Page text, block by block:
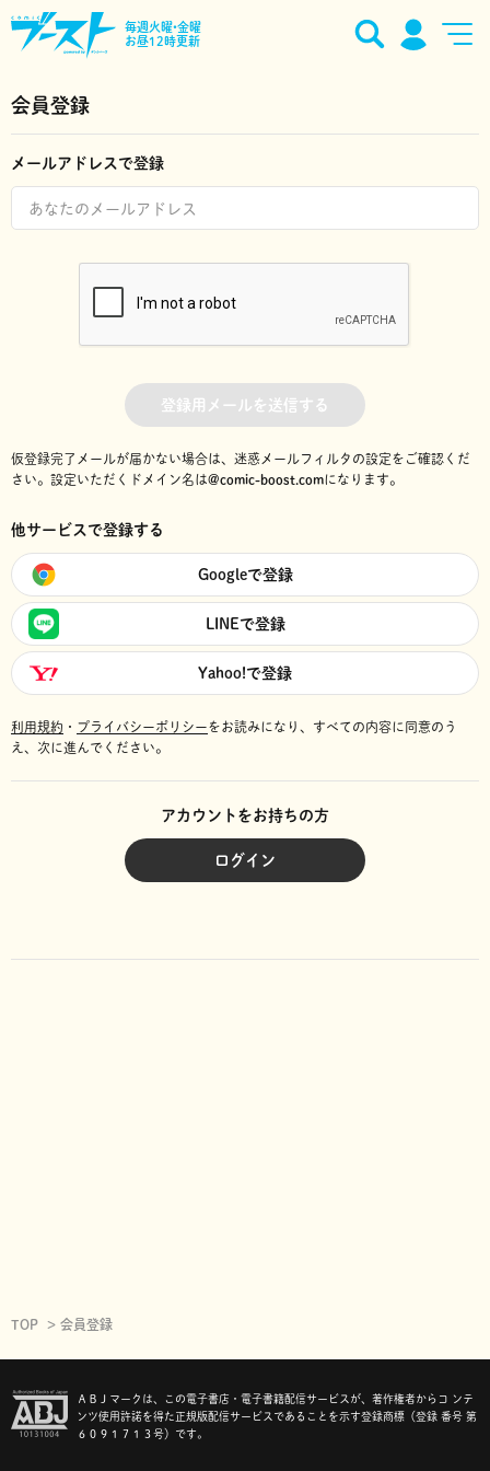
毎週火曜•金曜
お昼12時更新
会員登録
メールアドレスで登録
登録用メールを送信する
仮登録完了メールが届かない場合は、迷惑メールフィルタの設定をご確認くだ
さい。 設定いただくドメイン名は@comic-boost.comになります。
他サービスで登録する
Googleで登録
LINEで登録
Yahoo!で登録
利用規約 ・ プライバシーポリシーをお読みになり、 すべての内容に同意のう
え、次に進んでください。
アカウントをお持ちの方
ログイン
TOP 会員登録
ＡＢＪマークは、この電子書店・電子書籍配信サービスが、著作権者からコ ンテ
ンツ使用許諾を得た正規版配信サービスであることを示す登録商標（登録 番号 第
６０９１７１３号）です。